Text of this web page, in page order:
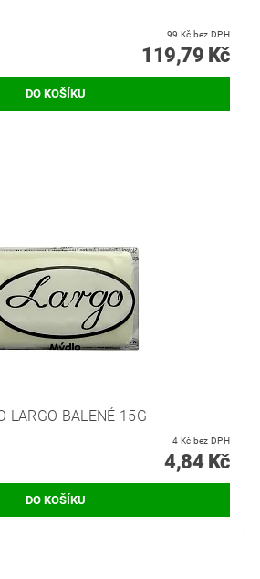
99 Kč bez DPH
119,79 Kč
LARGO BALENÉ 15G
4 Kč bez DPH
4,84 Kč